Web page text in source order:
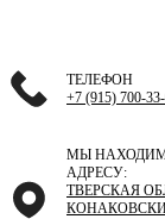
ТЕЛЕФОН
+7 (915) 700-
МЫ
АДРЕСУ:
ТВЕРСКАЯ